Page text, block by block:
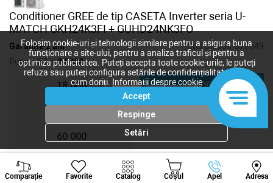
Conditioner GREE de tip CASETA Inverter seria U-
MATCH GKH24K3FI + GUHD24NK3FO
Garanție 2 ani Cod produs:628649
Putere, BTU:24 000
18 000 24 000
48 000
60 000
38 220
Comparație Favorite Catalog Coșul Apel Adresa
Viber Whatsapp
Folosim cookie-uri și tehnologii similare pentru a asigura buna
funcționare a site-ului, pentru a analiza traficul și pentru a
optimiza publicitatea. Puteți accepta toate cookie-urile, le puteți
refuza sau puteți configura setările de confidențialitate după
cum doriți.
Informații despre cookie
Accept
Respinge
Setări